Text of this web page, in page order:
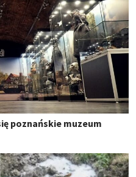
poznańskie muzeum